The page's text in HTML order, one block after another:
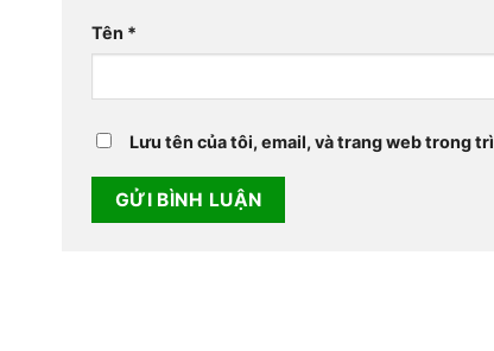
Tên *
Lưu tên của tôi, email, và trang web trong